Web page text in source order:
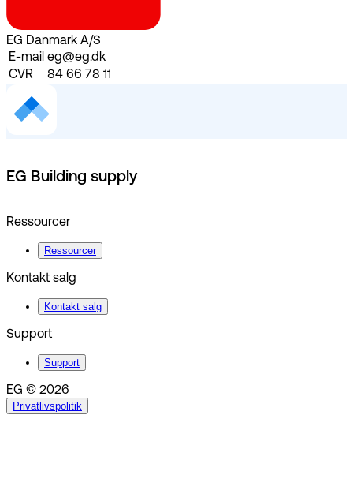
EG Danmark A/S
E-mail eg@eg.dk
CVR
84 66 78 11
EG Building supply
Ressourcer
Ressourcer
Kontakt salg
Kontakt salg
Support
Support
EG © 2026
Privatlivspolitik